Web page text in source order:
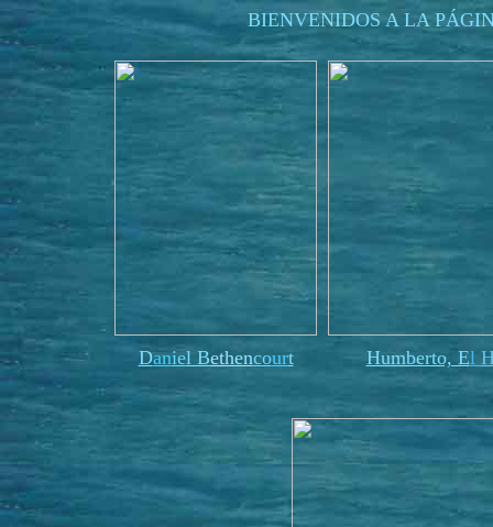
BIENVENIDOS A LA
Daniel Bethencourt Humberto, El